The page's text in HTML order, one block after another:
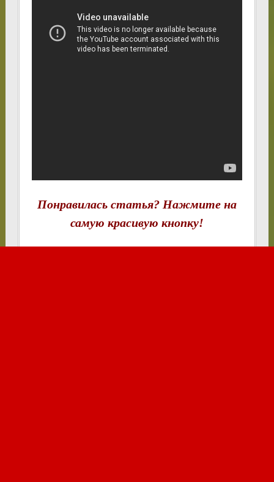
Понравилась статья? Нажмите на
самую красивую кнопку!